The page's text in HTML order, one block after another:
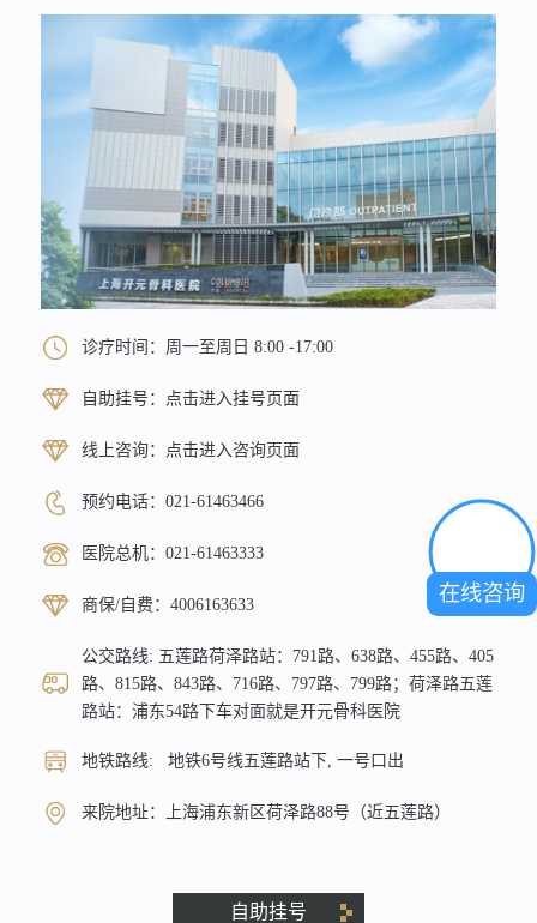
诊疗时间：周一至周日 8:00 -17:00
自助挂号： 点击进入挂号页面
线上咨询： 点击进入咨询页面
预约电话： 021-61463466
医院总机： 021-61463333
商保/自费： 4006163633
公交路线: 五莲路荷泽路站：791路、638路、455路、405
路、815路、843路、716路、797路、799路；荷泽路五莲
路站：浦东54路下车对面就是开元骨科医院
地铁路线: 地铁6号线五莲路站下, 一号口出
来院地址：上海浦东新区荷泽路88号（近五莲路）
自助挂号
在线咨询